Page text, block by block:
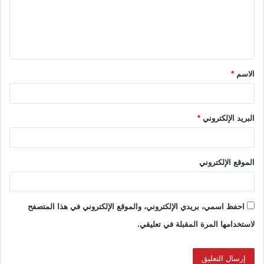
ق
*الاسم *
البريد الإلكتروني *
الموقع الإلكتروني
احفظ اسمي، بريدي الإلكتروني، والموقع الإلكتروني في هذا المتصفح
لاستخدامها المرة المقبلة في تعليقي.